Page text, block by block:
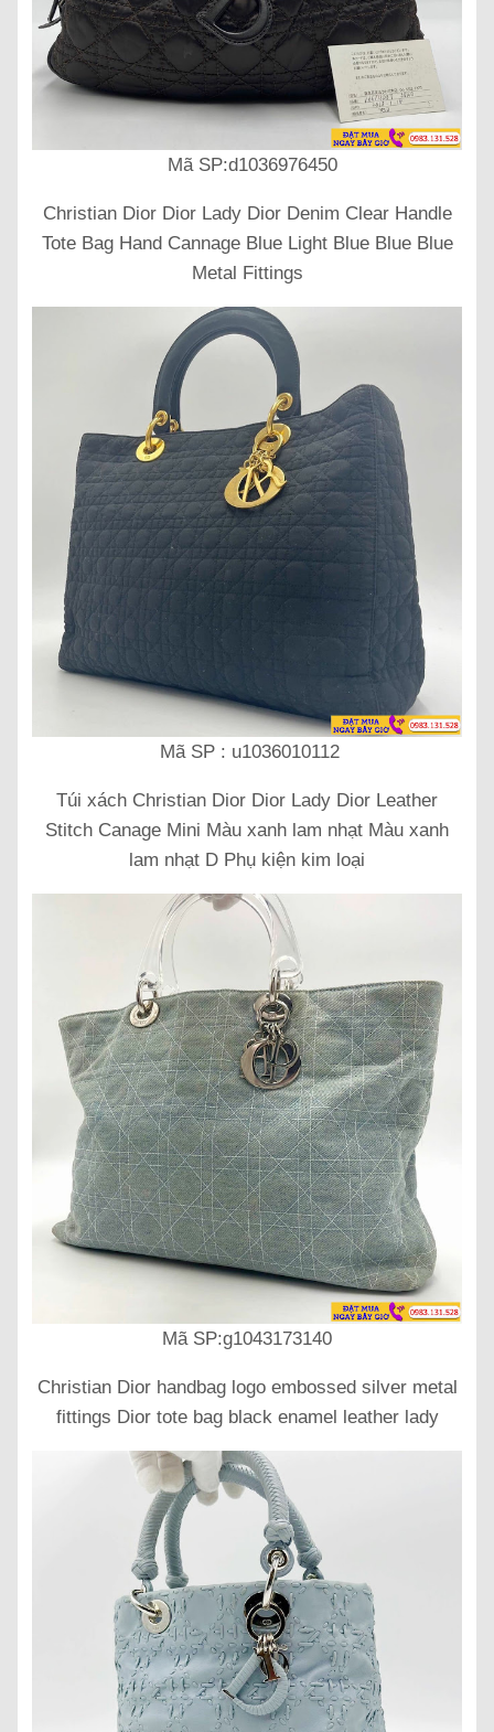
Mã SP:d1036976450
Christian Dior Dior Lady Dior Denim Clear Handle
Tote Bag Hand Cannage Blue Light Blue Blue Blue
Metal Fittings
Mã SP : u1036010112
Túi xách Christian Dior Dior Lady Dior Leather
Stitch Canage Mini Màu xanh lam nhạt Màu xanh
lam nhạt D Phụ kiện kim loại
Mã SP:g1043173140
Christian Dior handbag logo embossed silver metal
fittings Dior tote bag black enamel leather lady